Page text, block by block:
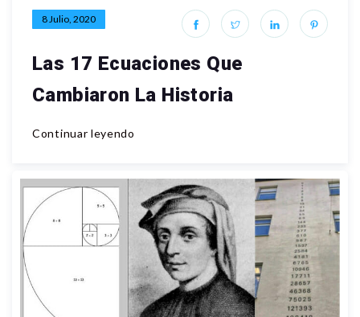
8 Julio, 2020
Las 17 Ecuaciones Que
Cambiaron La Historia
Continuar leyendo